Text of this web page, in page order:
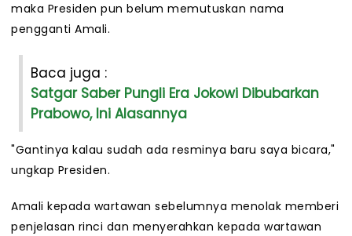
maka Presiden pun belum memutuskan nama
pengganti Amali.
Baca juga :
Satgar Saber Pungli Era Jokowi Dibubarkan
Prabowo, Ini Alasannya
"Gantinya kalau sudah ada resminya baru saya bicara,"
ungkap Presiden.
Amali kepada wartawan sebelumnya menolak memberi
penjelasan rinci dan menyerahkan kepada wartawan